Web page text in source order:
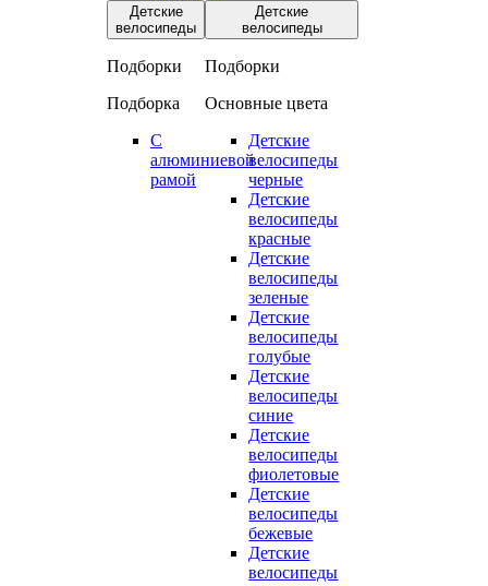
Детские
велосипеды
Подборки
Подборка
С
алюминиевой
рамой
Детские
велосипеды
Подборки
Основные цвета
Детские
велосипеды
черные
Детские
велосипеды
красные
Детские
велосипеды
зеленые
Детские
велосипеды
голубые
Детские
велосипеды
синие
Детские
велосипеды
фиолетовые
Детские
велосипеды
бежевые
Детские
велосипеды